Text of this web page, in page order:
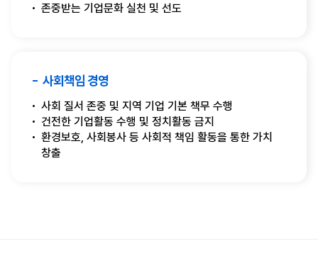
존중받는 기업문화 실천 및 선도
사회책임 경영
사회 질서 존중 및 지역 기업 기본 책무 수행
건전한 기업활동 수행 및 정치활동 금지
환경보호, 사회봉사 등 사회적 책임 활동을 통한 가치
창출